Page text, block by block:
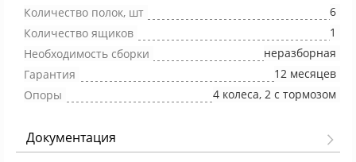
Количество полок, шт
6
Количество ящиков
1
Необходимость сборки
неразборная
Гарантия
12 месяцев
Опоры
4 колеса, 2 с тормозом
Документация